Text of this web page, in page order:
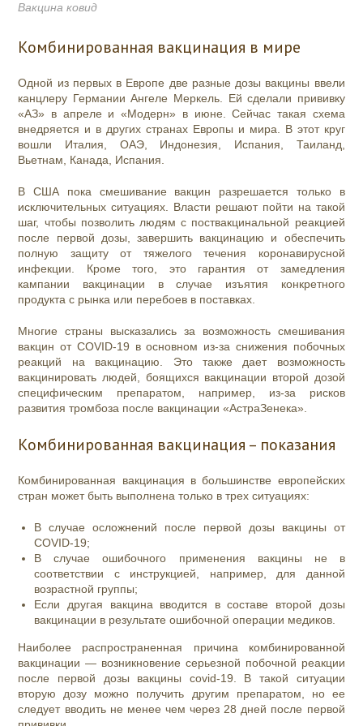
Вакцина ковид
Комбинированная вакцинация в мире
Одной из первых в Европе две разные дозы вакцины ввели
канцлеру Германии Ангеле Меркель. Ей сделали прививку
«АЗ» в апреле и «Модерн» в июне. Сейчас такая схема
внедряется и в других странах Европы и мира. В этот круг
вошли Италия, ОАЭ, Индонезия, Испания, Таиланд,
Вьетнам, Канада, Испания.
В США пока смешивание вакцин разрешается только в
исключительных ситуациях. Власти решают пойти на такой
шаг, чтобы позволить людям с поствакцинальной реакцией
после первой дозы, завершить вакцинацию и обеспечить
полную защиту от тяжелого течения коронавирусной
инфекции. Кроме того, это гарантия от замедления
кампании вакцинации в случае изъятия конкретного
продукта с рынка или перебоев в поставках.
Многие страны высказались за возможность смешивания
вакцин от COVID-19 в основном из-за снижения побочных
реакций на вакцинацию. Это также дает возможность
вакцинировать людей, боящихся вакцинации второй дозой
специфическим препаратом, например, из-за рисков
развития тромбоза после вакцинации «АстраЗенека».
Комбинированная вакцинация – показания
Комбинированная вакцинация в большинстве европейских
стран может быть выполнена только в трех ситуациях:
В случае осложнений после первой дозы вакцины от
COVID-19;
В случае ошибочного применения вакцины не в
соответствии с инструкцией, например, для данной
возрастной группы;
Если другая вакцина вводится в составе второй дозы
вакцинации в результате ошибочной операции медиков.
Наиболее распространенная причина комбинированной
вакцинации — возникновение серьезной побочной реакции
после первой дозы вакцины covid-19. В такой ситуации
вторую дозу можно получить другим препаратом, но ее
следует вводить не менее чем через 28 дней после первой